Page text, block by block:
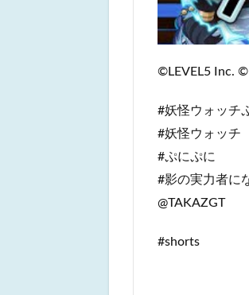
©LEVEL5 Inc.
#妖怪ウォッチ
#妖怪ウォッチ
#ぷにぷに
#影の実力者に
@TAKAZGT
#shorts